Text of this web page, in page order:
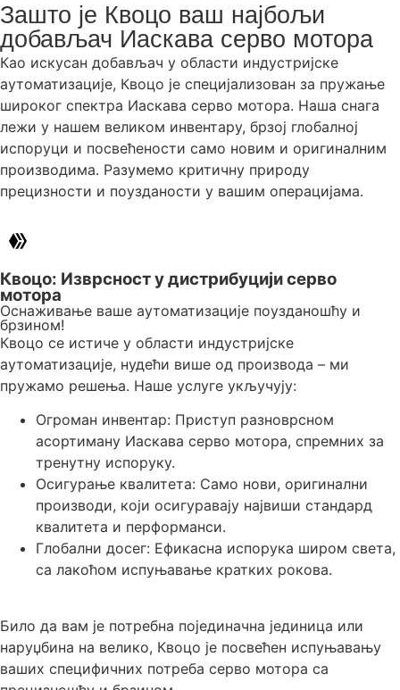
Зашто је Квоцо ваш најбољи
добављач Иаскава серво мотора
Као искусан добављач у области индустријске
аутоматизације, Квоцо је специјализован за пружање
широког спектра Иаскава серво мотора. Наша снага
лежи у нашем великом инвентару, брзој глобалној
испоруци и посвећености само новим и оригиналним
производима. Разумемо критичну природу
прецизности и поузданости у вашим операцијама.
Квоцо: Изврсност у дистрибуцији серво
мотора
Оснаживање ваше аутоматизације поузданошћу и
брзином!
Квоцо се истиче у области индустријске
аутоматизације, нудећи више од производа – ми
пружамо решења. Наше услуге укључују:
Огроман инвентар: Приступ разноврсном
асортиману Иаскава серво мотора, спремних за
тренутну испоруку.
Осигурање квалитета: Само нови, оригинални
производи, који осигуравају највиши стандард
квалитета и перформанси.
Глобални досег: Ефикасна испорука широм света,
са лакоћом испуњавање кратких рокова.
Било да вам је потребна појединачна јединица или
наруџбина на велико, Квоцо је посвећен испуњавању
ваших специфичних потреба серво мотора са